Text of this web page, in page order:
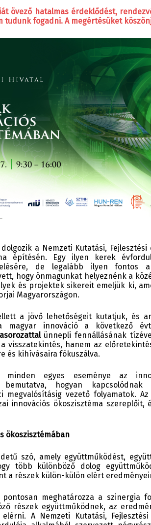
övező hatalmas érdeklődést,
tudunk fogadni. A megértésüket
a Nemzeti Kutatási,
építésén. Egy ilyen kerek
de legalább ilyen fontos
hogy önmagunkat helyeznénk a
és projektek sikereit emeljük ki,
Magyarországon.
a jövő lehetőségeit kutatjuk, és
magyar innováció a következő
ünnepli fennállásának
visszatekintés, hanem az
és kihívásaira fókuszálva.
minden egyes eseménye az
bemutatva, hogyan
megvalósításig vezető folyamatok.
innovációs ökoszisztéma szereplőit,
ökoszisztémában
szó, amely együttműködést,
több különböző dolog
a részek külön-külön elért
meghatározza a szinergia
részek együttműködnek, az
A Nemzeti Kutatási,